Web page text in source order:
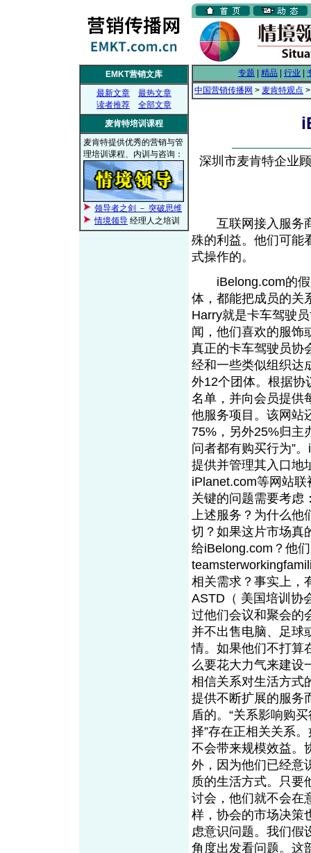
EMKT营销文库
最新文章
最热文章
读者推荐
全部文章
麦肯特培训课程
麦肯特提供优秀的营销与管
理培训课程、内训与咨询：
领导者之剑 － 突破思维
情境领导 经理人之培训
专题 精品 行业
中国营销传播网 > 麦肯特观点
深圳市麦肯特企业
互联网接入服务商
殊的利益。他们可能
式操作的。
iBelong.com的
体，都能把成员的关
Harry就是卡车驾驶
闻，他们喜欢的服饰
真正的卡车驾驶员协
经和一些类似组织达
外12个团体。根据协
名单，并向会员提供
他服务项目。该网站
75%，另外25%归主
问者都有购买行为”
提供并管理其入口地
iPlanet.com等网站
关键的问题需要考虑
上述服务？为什么他
切？如果这片市场真
给iBelong.com？他
相关需求？事实上，
ASTD（ 美国培训协
过他们会议和聚会的
并不出售电脑、足球
情。如果他们不打算
么要花大力气来建设
相信关系对生活方式
提供不断扩展的服务
盾的。“关系影响购
择”存在正相关关系
不会带来规模效益。
外，因为他们已经意
质的生活方式。只要
讨会，他们就不会在
样，协会的市场决策
虑意识问题。我们假
角度出发看问题。这